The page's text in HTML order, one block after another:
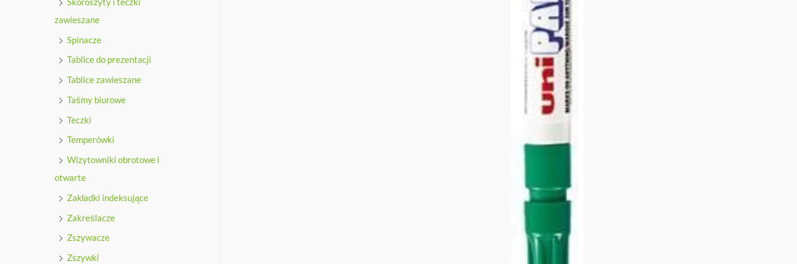
zawieszane
Spinacze
Tablice do prezentacji
Tablice zawieszane
Taśmy biurowe
Teczki
Temperówki
Wizytowniki obrotowe i
otwarte
Zakładki indeksujące
Zakreślacze
Zszywacze
Zszywki